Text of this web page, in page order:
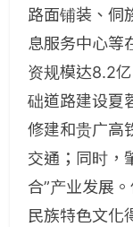
路面铺装、侗
息服务中心等
资规模达8.2
础道路建设夏
修建和贵广高
交通；同时，
合”产业发展
民族特色文化